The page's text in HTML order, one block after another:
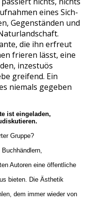
eines Sich-
Gegenständen und
die ihn erfreut
frieren lässt, eine
inzestuös
greifend. Ein
niemals gegeben
ist eingeladen,
Gruppe?
Autoren eine öffentliche
bieten. Die Ästhetik
dem immer wieder von